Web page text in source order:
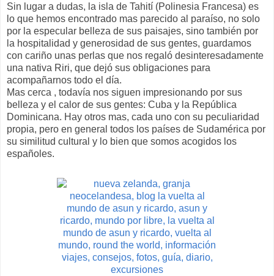
Sin lugar a dudas, la isla de Tahití (Polinesia Francesa) es
lo que hemos encontrado mas parecido al paraíso, no solo
por la especular belleza de sus paisajes, sino también por
la hospitalidad y generosidad de sus gentes, guardamos
con cariño unas perlas que nos regaló desinteresadamente
una nativa Riri, que dejó sus obligaciones para
acompañarnos todo el día.
Mas cerca , todavía nos siguen impresionando por sus
belleza y el calor de sus gentes: Cuba y la República
Dominicana. Hay otros mas, cada uno con su peculiaridad
propia, pero en general todos los países de Sudamérica por
su similitud cultural y lo bien que somos acogidos los
españoles.